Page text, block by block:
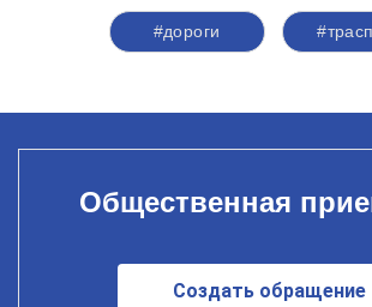
#дороги
Общественная
Создать обращение